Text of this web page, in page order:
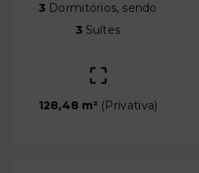
3 Dormitórios, sendo
3 Suítes
128,48 m² (Privativa)